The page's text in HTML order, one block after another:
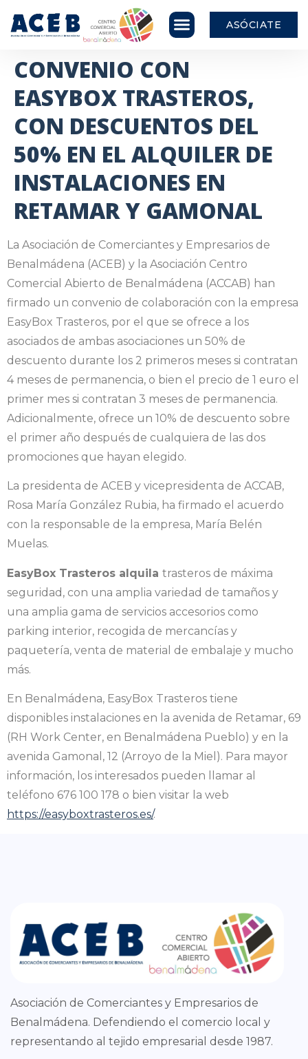
ASÓCIATE
CONVENIO CON
EASYBOX TRASTEROS,
CON DESCUENTOS DEL
50% EN EL ALQUILER DE
INSTALACIONES EN
RETAMAR Y GAMONAL
La Asociación de Comerciantes y Empresarios de
Benalmádena (ACEB) y la Asociación Centro
Comercial Abierto de Benalmádena (ACCAB) han
firmado un convenio de colaboración con la empresa
EasyBox Trasteros, por el que se ofrece a los
asociados de ambas asociaciones un 50% de
descuento durante los 2 primeros meses si contratan
4 meses de permanencia, o bien el precio de 1 euro el
primer mes si contratan 3 meses de permanencia.
Adicionalmente, ofrece un 10% de descuento sobre
el primer año después de cualquiera de las dos
promociones que hayan elegido.
La presidenta de ACEB y vicepresidenta de ACCAB,
Rosa María González Rubia, ha firmado el acuerdo
con la responsable de la empresa, María Belén
Muelas.
EasyBox Trasteros alquila trasteros de máxima
seguridad, con una amplia variedad de tamaños y
una amplia gama de servicios accesorios como
parking interior, recogida de mercancías y
paquetería, venta de material de embalaje y mucho
más.
En Benalmádena, EasyBox Trasteros tiene
disponibles instalaciones en la avenida de Retamar, 69
(RH Work Center, en Benalmádena Pueblo) y en la
avenida Gamonal, 12 (Arroyo de la Miel). Para mayor
información, los interesados pueden llamar al
teléfono 676 100 178 o bien visitar la web
https://easyboxtrasteros.es/.
Asociación de Comerciantes y Empresarios de
Benalmádena. Defendiendo el comercio local y
representando al tejido empresarial desde 1987.